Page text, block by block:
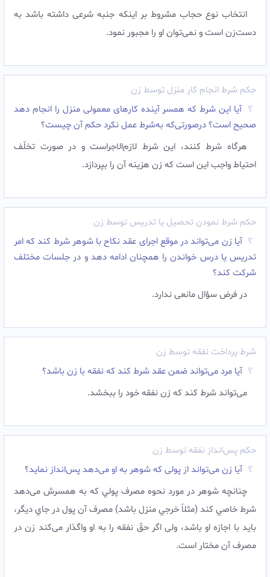
انتخاب نوع حجاب مشروط بر اینکه جنبه شرعی داشته باشد به
دست‌زن است و نمی‌توان او را مجبور نمود.
حکم شرط انجام کار منزل توسط زن
آیا این شرط که همسر آینده کارهاى معمولى منزل را انجام دهد
صحیح است؟ درصورتی‌که به‌شرط عمل نکرد حکم آن چیست؟
هرگاه شرط کنند، این شرط لازم‌الاجراست و در صورت تخلّف
احتیاط واجب این است که زن هزینه آن را بپردازد.
حکم شرط نمودن تحصیل یا تدریس توسط زن
آیا زن می‌تواند در موقع اجراى عقد نکاح با شوهر شرط کند که امر
تدریس یا درس خواندن را همچنان ادامه دهد و در جلسات مختلف
شرکت کند؟
در فرض سؤال مانعی ندارد.
شرط پرداخت نفقه توسط زن
آیا مرد می‌تواند ضمن عقد شرط کند که نفقه با زن باشد؟
می‌تواند شرط کند که زن نفقه خود را ببخشد.
حکم پس‌انداز نفقه توسط زن
آیا زن می‌تواند از پولی که شوهر به او می‌دهد پس‌انداز نماید؟
چنانچه شوهر در مورد نحوه مصرف پولي که به همسرش می‌دهد
شرط خاصي کند (مثلاً خرجي منزل باشد) مصرف آن پول در جاي ديگر،
بايد با اجازه او باشد، ولى اگر حقّ نفقه را به او واگذار می‌کند زن در
مصرف آن مختار است.